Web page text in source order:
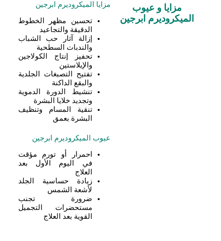
مزایا و عيوب
الميكروديرم ابرجين
مزايا الميكروديرم ابرجين
تحسين مظهر الخطوط
الدقيقة والتجاعيد
إزالة آثار حب الشباب
والندبات السطحية
تحفيز إنتاج الكولاجين
والإيلاستين
تفتيح التصبغات الجلدية
والبقع الداكنة
تنشيط الدورة الدموية
وتجديد خلايا البشرة
تنقية المسام وتنظيف
البشرة بعمق
عيوب الميكروديرم ابرجين
احمرار أو تورم مؤقت
في اليوم الأول بعد
العلاج
زيادة حساسية الجلد
لأشعة الشمس
ضرورة تجنب
مستحضرات التجميل
القوية بعد العلاج